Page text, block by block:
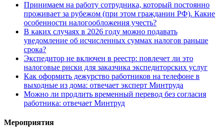
Принимаем на работу сотрудника, который постоянно
проживает за рубежом (при этом гражданин РФ). Какие
особенности налогообложения учесть?
В каких случаях в 2026 году можно подавать
уведомление об исчисленных суммах налогов раньше
срока?
Экспедитор не включен в реестр: повлечет ли это
налоговые риски для заказчика экспедиторских услуг
Как оформить дежурство работников на телефоне в
выходные из дома: отвечает эксперт Минтруда
Можно ли продлить временный перевод без согласия
работника: отвечает Минтруд
Мероприятия